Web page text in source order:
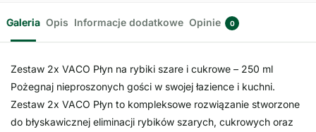
Galeria Opis Informacje dodatkowe Opinie 0
Zestaw 2x VACO Płyn na rybiki szare i cukrowe – 250 ml
Pożegnaj nieproszonych gości w swojej łazience i kuchni.
Zestaw 2x VACO Płyn to kompleksowe rozwiązanie stworzone
do błyskawicznej eliminacji rybików szarych, cukrowych oraz